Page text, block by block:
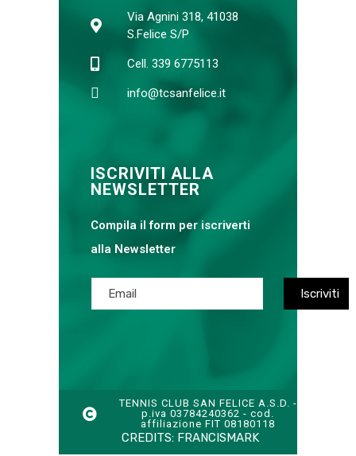
Via Agnini 318, 41038
S.Felice S/P
Cell. 339 6775113
info@tcsanfelice.it
ISCRIVITI ALLA
NEWSLETTER
Compila il form per iscriverti
alla Newsletter
TENNIS CLUB SAN FELICE A.S.D. -
p.iva 03784240362 - cod.
affiliazione FIT 08180118
CREDITS: FRANCISMARK